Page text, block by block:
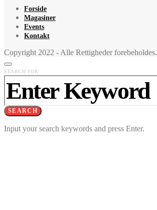
Forside
Magasiner
Events
Kontakt
Copyright 2022 - Alle Rettigheder forebeholdes.
SEARCH FOR:
SEARCH
Input your search keywords and press Enter.